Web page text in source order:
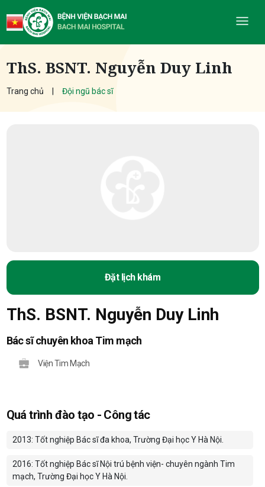
ThS. BSNT. Nguyễn Duy Linh
Trang chủ Đội ngũ bác sĩ
Đặt lịch khám
ThS. BSNT. Nguyễn Duy Linh
Bác sĩ chuyên khoa Tim mạch
Viện Tim Mạch
Quá trình đào tạo - Công tác
2013: Tốt nghiệp Bác sĩ đa khoa, Trường Đại học Y Hà Nội.
2016: Tốt nghiệp Bác sĩ Nội trú bệnh viện- chuyên ngành Tim
mạch, Trường Đại học Y Hà Nội.